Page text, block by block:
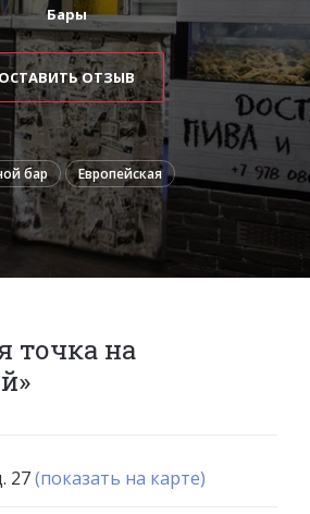
Бары
ОТЗЫВ
бар Европейская
точка на
27(показать на карте)